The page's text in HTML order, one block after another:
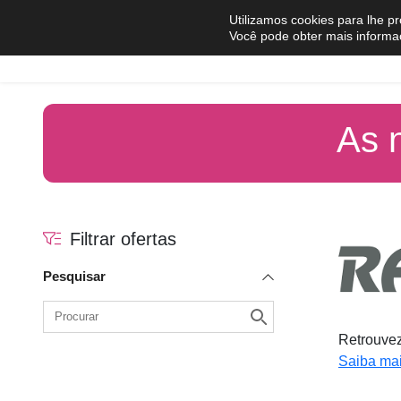
Vender
As
Filtrar ofertas
Pesquisar
Saiba
Utilizamos cookies para lhe
Você pode obter mais